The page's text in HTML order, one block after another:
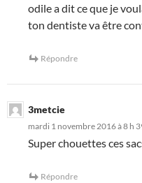
odile a dit ce que je
ton dentiste va être
Répondre
3metcie
mardi 1 novembre 2016 à 8 h
Super chouettes ces
Répondre